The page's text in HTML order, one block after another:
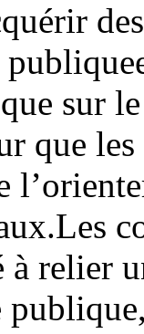
sur
que
à relier